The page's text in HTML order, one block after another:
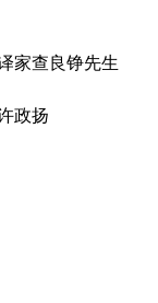
家查良铮先生
政扬